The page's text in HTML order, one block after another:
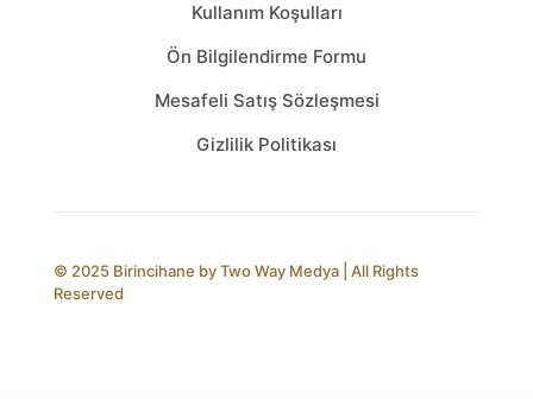
Kullanım Koşulları
Ön Bilgilendirme Formu
Mesafeli Satış Sözleşmesi
Gizlilik Politikası
© 2025 Birincihane byTwo Way Medya | All Rights
Reserved